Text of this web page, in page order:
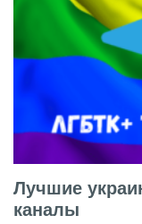
Лучшие
каналы